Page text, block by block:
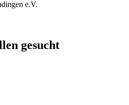
e.V.
gesucht